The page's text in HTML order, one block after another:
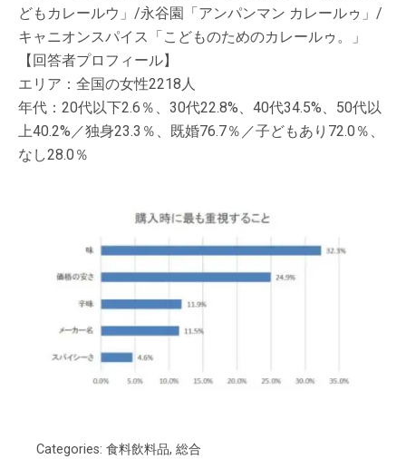
どもカレールウ」/永谷園「アンパンマン カレールゥ」/
キャニオンスパイス「こどものためのカレールゥ。」
【回答者プロフィール】
エリア：全国の女性2218人
年代：20代以下2.6％、30代22.8%、40代34.5%、50代以
上40.2%／独身23.3％、既婚76.7％／子どもあり72.0％、
なし28.0％
Categories: 食料飲料品, 総合